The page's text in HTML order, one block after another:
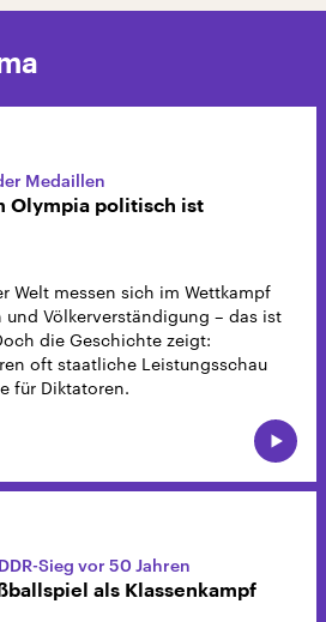
Medaillen
Olympia politisch ist
Welt messen sich im Wettkampf
und Völkerverständigung – das ist
die Geschichte zeigt:
oft staatliche Leistungsschau
für Diktatoren.
DDR-Sieg vor 50 Jahren
als Klassenkampf